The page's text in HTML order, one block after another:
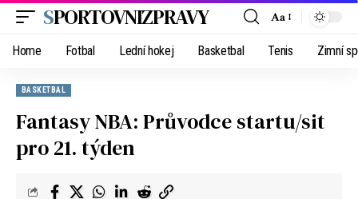
SPORTOVNIZPRAVY Aa
Home Fotbal Lední hokej Basketbal Tenis Zimní
BASKETBAL
Fantasy NBA: Průvodce startu/sit
pro 21. týden